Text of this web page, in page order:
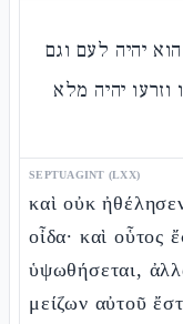
הוא יהיה לעם וגם
וזרעו יהיה מלא
SEPTUAGINT (LXX)
καὶ οὐκ
οἶδα· καὶ οὗτος
ὑψωθήσεται,
μείζων αὐτοῦ